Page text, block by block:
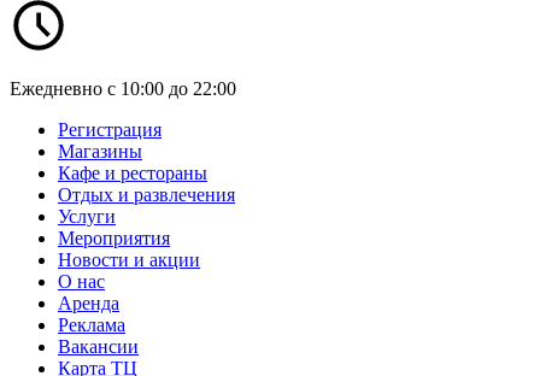
Ежедневно с 10:00 до 22:00
Регистрация
Магазины
Кафе и рестораны
Отдых и развлечения
Услуги
Мероприятия
Новости и акции
О нас
Аренда
Реклама
Вакансии
Карта ТЦ